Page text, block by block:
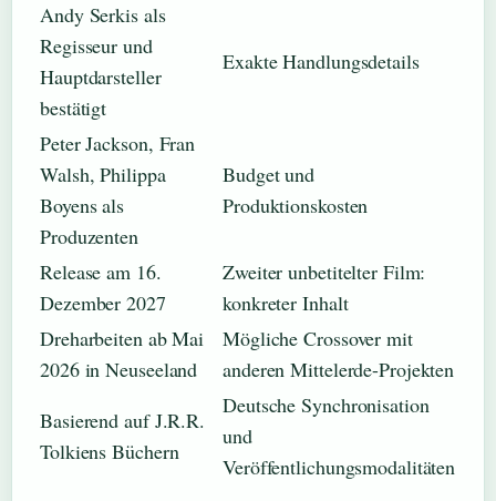
Andy Serkis als
Regisseur und
Hauptdarsteller
bestätigt
Exakte Handlungsdetails
Peter Jackson, Fran
Walsh, Philippa
Boyens als
Produzenten
Budget und
Produktionskosten
Release am 16.
Dezember 2027
Zweiter unbetitelter Film:
konkreter Inhalt
Dreharbeiten ab Mai
2026 in Neuseeland
Mögliche Crossover mit
anderen Mittelerde-Projekten
Basierend auf J.R.R.
Tolkiens Büchern
Deutsche Synchronisation
und
Veröffentlichungsmodalitäten